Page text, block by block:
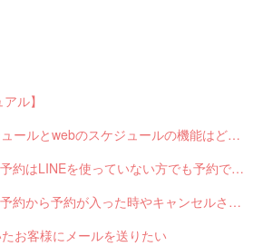
ル】
Q-2522 Shopのスケジュールとwebのスケジュールの機能はどう違いますか？
Q-2552 LINE対応Web予約はLINEを使っていない方でも予約できますか？
Q-2551 LINE対応Web予約から予約が入った時やキャンセルされた時、サロンやお客様へは通知されますか？
お客様にメールを送りたい